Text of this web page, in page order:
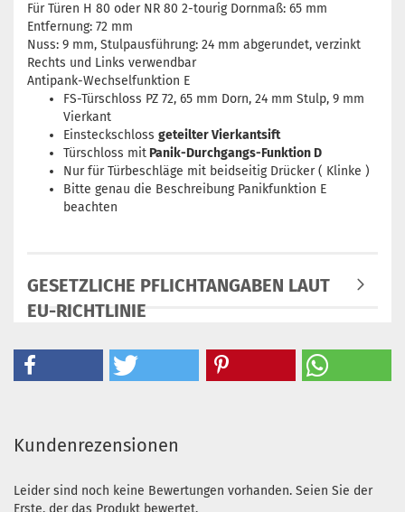
Für Türen H 80 oder NR 80 2-tourig Dornmaß: 65 mm
Entfernung: 72 mm
Nuss: 9 mm, Stulpausführung: 24 mm abgerundet, verzinkt
Rechts und Links verwendbar
Antipank-Wechselfunktion E
FS-Türschloss PZ 72, 65 mm Dorn, 24 mm Stulp, 9 mm
Vierkant
Einsteckschloss geteilter Vierkantsift
Türschloss mit Panik-Durchgangs-Funktion D
Nur für Türbeschläge mit beidseitig Drücker ( Klinke )
Bitte genau die Beschreibung Panikfunktion E
beachten
GESETZLICHE PFLICHTANGABEN LAUT
EU-RICHTLINIE
Kundenrezensionen
Leider sind noch keine Bewertungen vorhanden. Seien Sie der
Erste, der das Produkt bewertet.